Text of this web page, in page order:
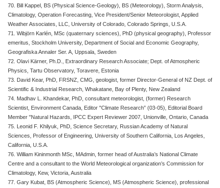
70. Bill Kappel, BS (Physical Science-Geology), BS (Meteorology), Storm Analysis,
Climatology, Operation Forecasting, Vice President/Senior Meteorologist, Applied
Weather Associates, LLC, University of Colorado, Colorado Springs, U.S.A.
71. Wibjörn Karlén, MSc (quaternary sciences), PhD (physical geography), Professor
emeritus, Stockholm University, Department of Social and Economic Geography,
Geografiska Annaler Ser. A, Uppsala, Sweden
72. Olavi Kärner, Ph.D., Extraordinary Research Associate; Dept. of Atmospheric
Physics, Tartu Observatory, Toravere, Estonia
73. David Kear, PhD, FRSNZ, CMG, geologist, former Director-General of NZ Dept. of
Scientific & Industrial Research, Whakatane, Bay of Plenty, New Zealand
74. Madhav L. Khandekar, PhD, consultant meteorologist, (former) Research
Scientist, Environment Canada, Editor "Climate Research” (03-05), Editorial Board
Member "Natural Hazards, IPCC Expert Reviewer 2007, Unionville, Ontario, Canada
75. Leonid F. Khilyuk, PhD, Science Secretary, Russian Academy of Natural
Sciences, Professor of Engineering, University of Southern California, Los Angeles,
California, U.S.A.
76. William Kininmonth MSc, MAdmin, former head of Australia’s National Climate
Centre and a consultant to the World Meteorological organization’s Commission for
Climatology, Kew, Victoria, Australia
77. Gary Kubat, BS (Atmospheric Science), MS (Atmospheric Science), professional